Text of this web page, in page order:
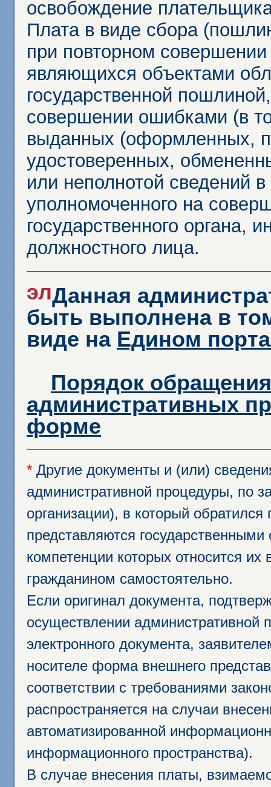
освобождение
Плата в виде сбора
при повторном
являющихся объектами
государственной
совершении ошибками (в
выданных (оформленных,
удостоверенных,
или неполнотой сведений
уполномоченного на
государственного органа,
должностного лица.
элДанная
быть выполнена в
виде на Едином
Порядок
административных
форме
* Другие документы и (или)
административной процедуры, по
организации), в который
представляются
компетенции которых относится
гражданином самостоятельно.
Если оригинал документа,
осуществлении административной
электронного документа,
носителе форма внешнего
соответствии с требованиями
распространяется на случаи
автоматизированной
информационного пространства).
В случае внесения платы,